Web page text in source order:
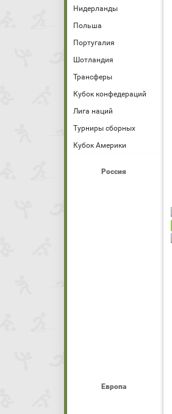
Нидерланды
Польша
Португалия
Шотландия
Трансферы
Кубок конфедераций
Лига наций
Турниры сборных
Кубок Америки
Россия
Европа